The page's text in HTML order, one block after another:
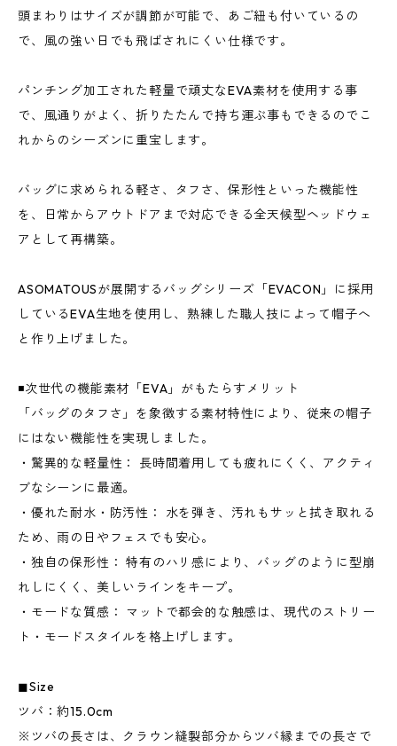
頭まわりはサイズが調節が可能で、あご紐も付いているの
で、風の強い日でも飛ばされにくい仕様です。
パンチング加工された軽量で頑丈なEVA素材を使用する事
で、風通りがよく、折りたたんで持ち運ぶ事もできるのでこ
れからのシーズンに重宝します。
バッグに求められる軽さ、タフさ、保形性といった機能性
を、日常からアウトドアまで対応できる全天候型ヘッドウェ
アとして再構築。
ASOMATOUSが展開するバッグシリーズ「EVACON」に採用
しているEVA生地を使用し、熟練した職人技によって帽子へ
と作り上げました。
◾️次世代の機能素材「EVA」がもたらすメリット
「バッグのタフさ」を象徴する素材特性により、従来の帽子
にはない機能性を実現しました。
・驚異的な軽量性： 長時間着用しても疲れにくく、アクティ
ブなシーンに最適。
・優れた耐水・防汚性： 水を弾き、汚れもサッと拭き取れる
ため、雨の日やフェスでも安心。
・独自の保形性： 特有のハリ感により、バッグのように型崩
れしにくく、美しいラインをキープ。
・モードな質感： マットで都会的な触感は、現代のストリー
ト・モードスタイルを格上げします。
◼︎Size
ツバ：約15.0cm
※ツバの長さは、クラウン縫製部分からツバ縁までの長さで